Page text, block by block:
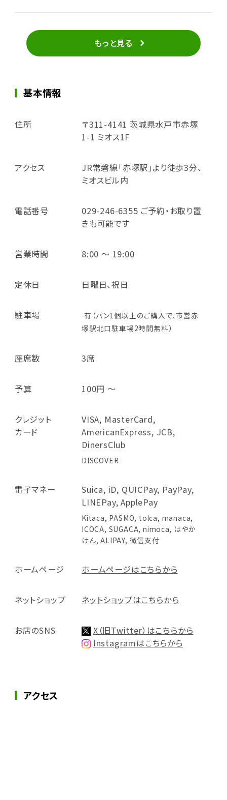
もっと見る
基本情報
住所
〒311-4141 茨城県水戸市赤塚
1-1 ミオス1F
アクセス
JR常磐線「赤塚駅」より徒歩3分、
ミオスビル内
電話番号
029-246-6355 ご予約・お取り置
きも可能です
営業時間 8:00 ～ 19:00
定休日 日曜日、祝日
駐車場
有（パン1個以上のご購入で、市営赤
塚駅北口駐車場2時間無料）
座席数 3席
予算 100円 ～
クレジット
カード
VISA, MasterCard,
AmericanExpress, JCB,
DinersClub
DISCOVER
電子マネー
Suica, iD, QUICPay, PayPay,
LINEPay, ApplePay
Kitaca, PASMO, tolca, manaca,
ICOCA, SUGACA, nimoca, はやか
けん, ALIPAY, 微信支付
ホームページ ホームページはこちらから
ネットショップ ネットショップはこちらから
お店のSNS
X（旧Twitter）はこちらから
Instagramはこちらから
アクセス